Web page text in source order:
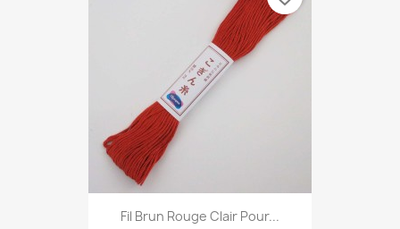
Fil Brun Rouge Clair Pour...